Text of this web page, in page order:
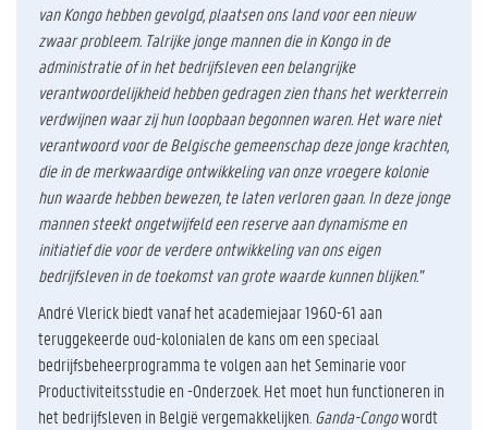
van Kongo hebben gevolgd, plaatsen ons land voor een nieuw
zwaar probleem. Talrijke jonge mannen die in Kongo in de
administratie of in het bedrijfsleven een belangrijke
verantwoordelijkheid hebben gedragen zien thans het werkterrein
verdwijnen waar zij hun loopbaan begonnen waren. Het ware niet
verantwoord voor de Belgische gemeenschap deze jonge krachten,
die in de merkwaardige ontwikkeling van onze vroegere kolonie
hun waarde hebben bewezen, te laten verloren gaan. In deze jonge
mannen steekt ongetwijfeld een reserve aan dynamisme en
initiatief die voor de verdere ontwikkeling van ons eigen
bedrijfsleven in de toekomst van grote waarde kunnen blijken."
André Vlerick biedt vanaf het academiejaar 1960-61 aan
teruggekeerde oud-kolonialen de kans om een speciaal
bedrijfsbeheerprogramma te volgen aan het Seminarie voor
Productiviteitsstudie en -Onderzoek. Het moet hun functioneren in
het bedrijfsleven in België vergemakkelijken. Ganda-Congowordt